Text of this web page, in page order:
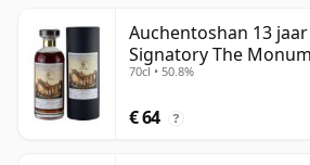
Auchentoshan 13
Signatory The
Cathedral
70cl • 50.8%
€ 64 ?